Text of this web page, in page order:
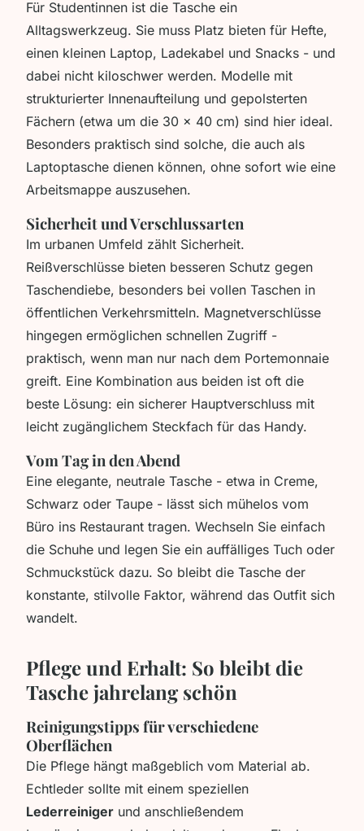
Für Studentinnen ist die Tasche ein
Alltagswerkzeug. Sie muss Platz bieten für Hefte,
einen kleinen Laptop, Ladekabel und Snacks - und
dabei nicht kiloschwer werden. Modelle mit
strukturierter Innenaufteilung und gepolsterten
Fächern (etwa um die 30 x 40 cm) sind hier ideal.
Besonders praktisch sind solche, die auch als
Laptoptasche dienen können, ohne sofort wie eine
Arbeitsmappe auszusehen.
Sicherheit und Verschlussarten
Im urbanen Umfeld zählt Sicherheit.
Reißverschlüsse bieten besseren Schutz gegen
Taschendiebe, besonders bei vollen Taschen in
öffentlichen Verkehrsmitteln. Magnetverschlüsse
hingegen ermöglichen schnellen Zugriff -
praktisch, wenn man nur nach dem Portemonnaie
greift. Eine Kombination aus beiden ist oft die
beste Lösung: ein sicherer Hauptverschluss mit
leicht zugänglichem Steckfach für das Handy.
Vom Tag in den Abend
Eine elegante, neutrale Tasche - etwa in Creme,
Schwarz oder Taupe - lässt sich mühelos vom
Büro ins Restaurant tragen. Wechseln Sie einfach
die Schuhe und legen Sie ein auffälliges Tuch oder
Schmuckstück dazu. So bleibt die Tasche der
konstante, stilvolle Faktor, während das Outfit sich
wandelt.
Pflege und Erhalt: So bleibt die
Tasche jahrelang schön
Reinigungstipps für verschiedene
Oberflächen
Die Pflege hängt maßgeblich vom Material ab.
Echtleder sollte mit einem speziellen
Lederreiniger und anschließendem